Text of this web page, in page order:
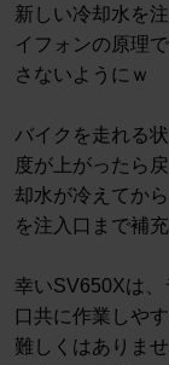
新しい冷却水を
イフォンの原理
さないようにｗ
バイクを走れる
度が上がったら
却水が冷えてか
を注入口まで補
幸いSV650Xは、
口共に作業しや
難しくはありま